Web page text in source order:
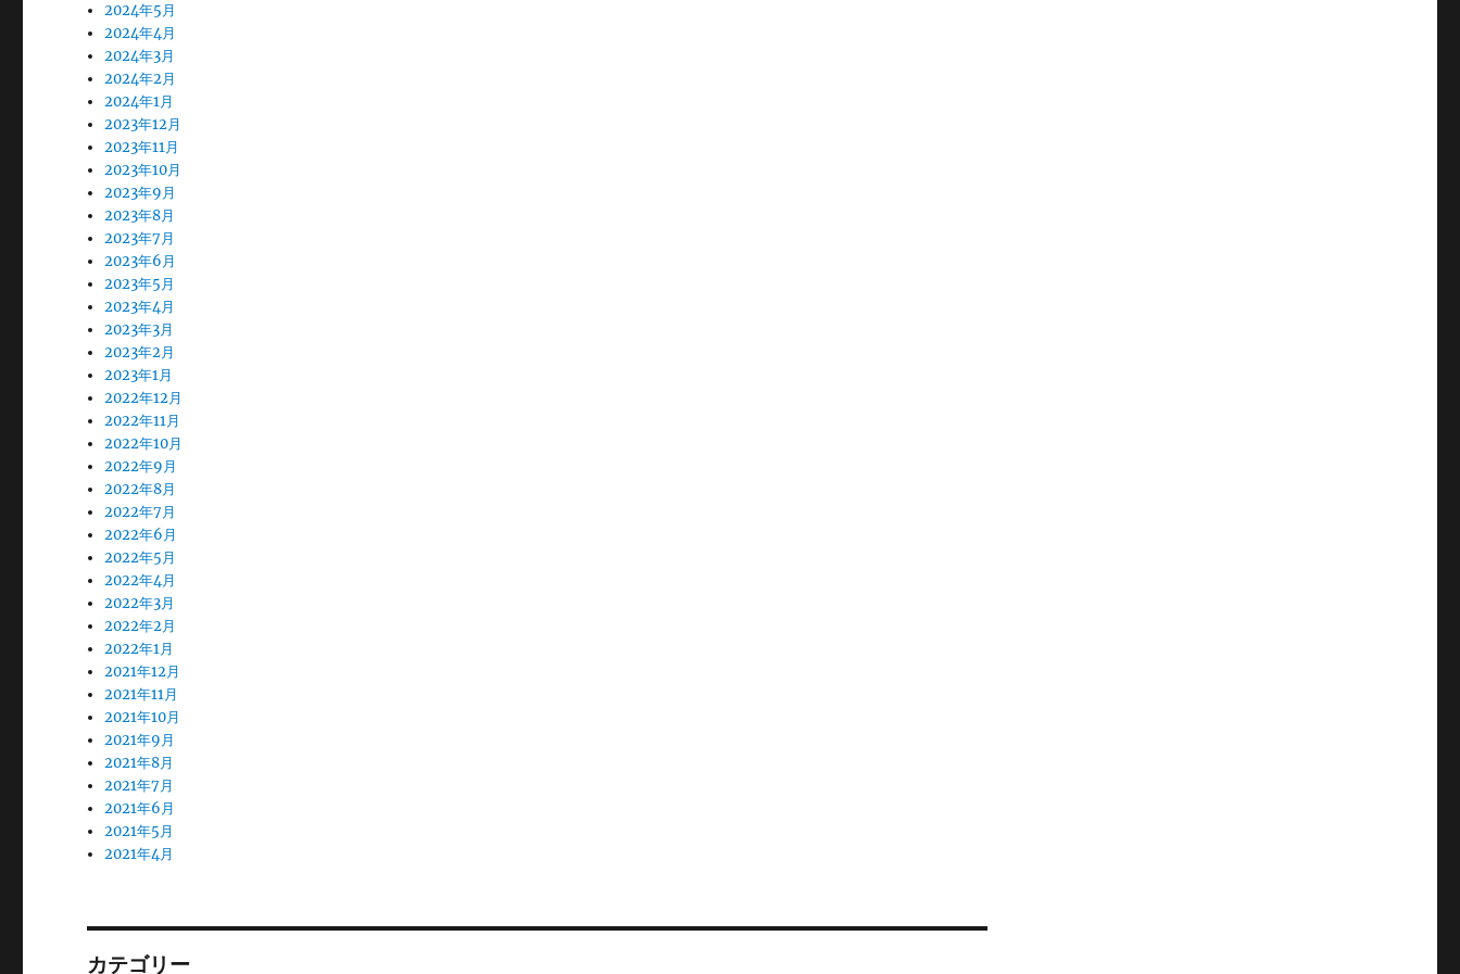
2024年5月
2024年4月
2024年3月
2024年2月
2024年1月
2023年12月
2023年11月
2023年10月
2023年9月
2023年8月
2023年7月
2023年6月
2023年5月
2023年4月
2023年3月
2023年2月
2023年1月
2022年12月
2022年11月
2022年10月
2022年9月
2022年8月
2022年7月
2022年6月
2022年5月
2022年4月
2022年3月
2022年2月
2022年1月
2021年12月
2021年11月
2021年10月
2021年9月
2021年8月
2021年7月
2021年6月
2021年5月
2021年4月
カテゴリー